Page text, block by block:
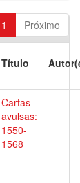
1 Próximo
Título
Cartas
avulsas:
1550-
1568
-